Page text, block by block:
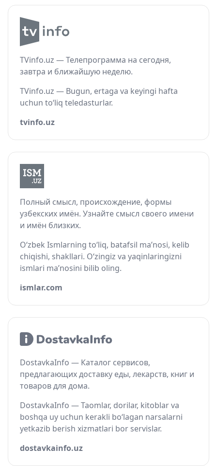
TVinfo.uz — Телепрограмма на сегодня,
завтра и ближайшую неделю.
TVinfo.uz — Bugun, ertaga va keyingi hafta
uchun to‘liq teledasturlar.
tvinfo.uz
Полный смысл, происхождение, формы
узбекских имён. Узнайте смысл своего имени
и имён близких.
O‘zbek Ismlarning to‘liq, batafsil ma’nosi, kelib
chiqishi, shakllari. O‘zingiz va yaqinlaringizni
ismlari ma’nosini bilib oling.
ismlar.com
DostavkaInfo — Каталог сервисов,
предлагающих доставку еды, лекарств, книг и
товаров для дома.
DostavkaInfo — Taomlar, dorilar, kitoblar va
boshqa uy uchun kerakli bo‘lagan narsalarni
yetkazib berish xizmatlari bor servislar.
dostavkainfo.uz